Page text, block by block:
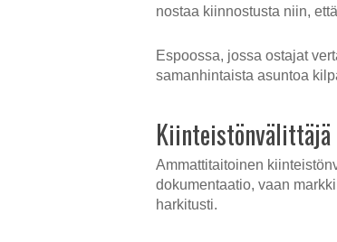
nostaa kiinnostusta niin,
Espoossa, jossa ostajat
samanhintaista asuntoa
Kiinteistönvälittäjä
Ammattitaitoinen
dokumentaatio, vaan
harkitusti.